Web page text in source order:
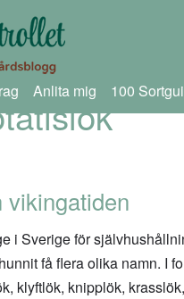
Anlita mig 100
vikingatiden
i Sverige för
få flera olika namn. I
klyftlök, knipplök,